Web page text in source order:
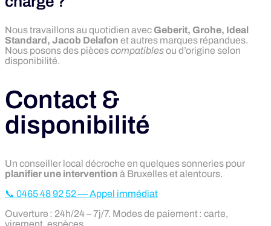
Nous travaillons au quotidien avec Geberit, Grohe, Ideal
Standard, Jacob Delafon et autres marques répandues.
Nous posons des piècescompatiblesou d’origine selon
disponibilité.
Contact &
disponibilité
Un conseiller local décroche en quelques sonneries pour
planifier une intervention à Bruxelles et alentours.
📞 0465 48 92 52 — Appel immédiat
Ouverture : 24h/24 – 7j/7. Modes de paiement : carte,